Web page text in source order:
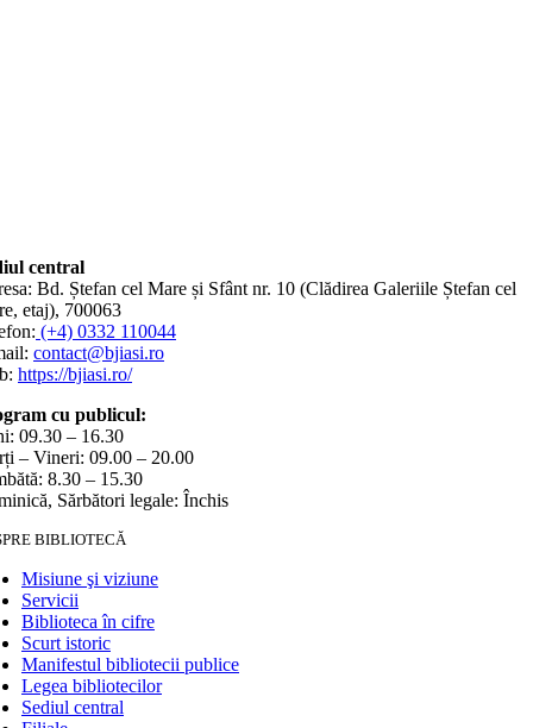
central
Bd. Ștefan cel Mare și Sfânt nr. 10 (Clădirea Galeriile Ștefan cel
etaj), 700063
(+4) 0332 110044
contact@bjiasi.ro
https://bjiasi.ro/
cu publicul:
09.30 – 16.30
– Vineri: 09.00 – 20.00
8.30 – 15.30
Sărbători legale: Închis
BIBLIOTECĂ
Misiune şi viziune
Servicii
Biblioteca în cifre
Scurt istoric
Manifestul bibliotecii publice
Legea bibliotecilor
Sediul central